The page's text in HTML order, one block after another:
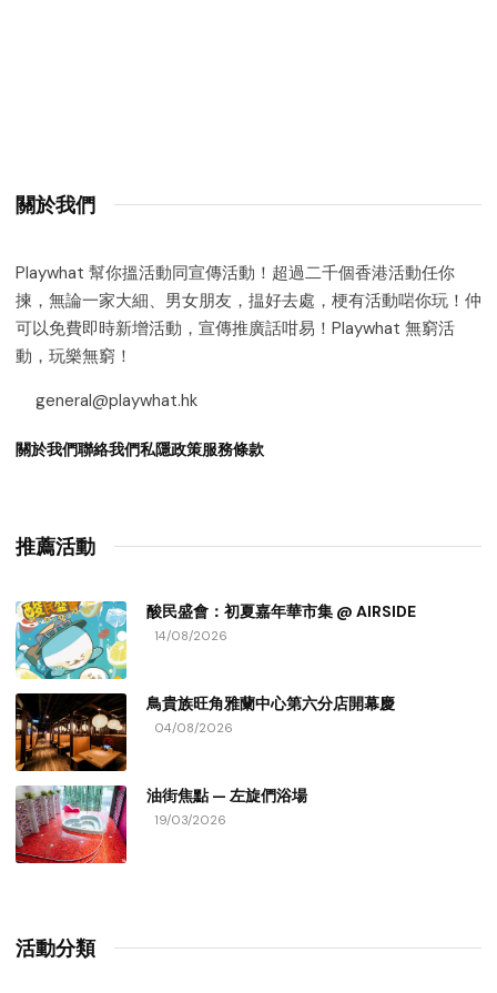
關於我們
Playwhat 幫你搵活動同宣傳活動！超過二千個香港活動任你
揀，無論一家大細、男女朋友，揾好去處，梗有活動啱你玩！仲
可以免費即時新增活動，宣傳推廣話咁易！Playwhat 無窮活
動，玩樂無窮！
general@playwhat.hk
關於我們聯絡我們私隱政策服務條款
推薦活動
酸民盛會：初夏嘉年華市集 @ AIRSIDE
14/08/2026
鳥貴族旺角雅蘭中心第六分店開幕慶
04/08/2026
油街焦點 — 左旋們浴場
19/03/2026
活動分類